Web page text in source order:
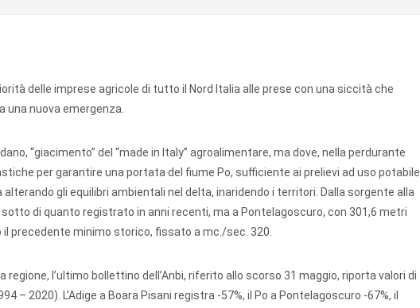
delle imprese agricole di tutto il Nord Italia alle prese con una siccità che
nuova emergenza.
“giacimento” del “made in Italy” agroalimentare, ma dove, nella perdurante
per garantire una portata del fiume Po, sufficiente ai prelievi ad uso potabile
gli equilibri ambientali nel delta, inaridendo i territori. Dalla sorgente alla
di quanto registrato in anni recenti, ma a Pontelagoscuro, con 301,6 metri
precedente minimo storico, fissato a mc./sec. 320.
l’ultimo bollettino dell’Anbi, riferito allo scorso 31 maggio, riporta valori di
2020). L’Adige a Boara Pisani registra -57%, il Po a Pontelagoscuro -67%, il